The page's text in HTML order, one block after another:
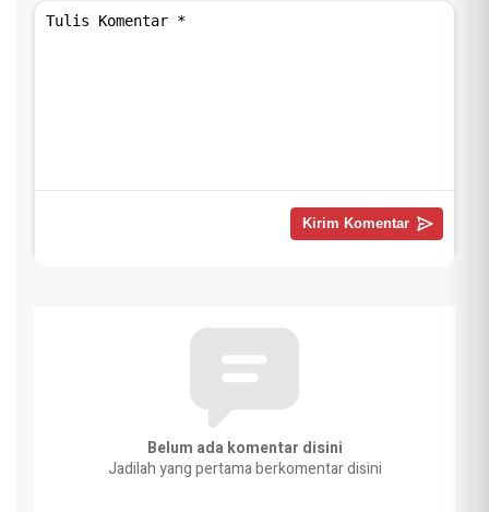
Belum ada komentar disini
Jadilah yang pertama berkomentar disini